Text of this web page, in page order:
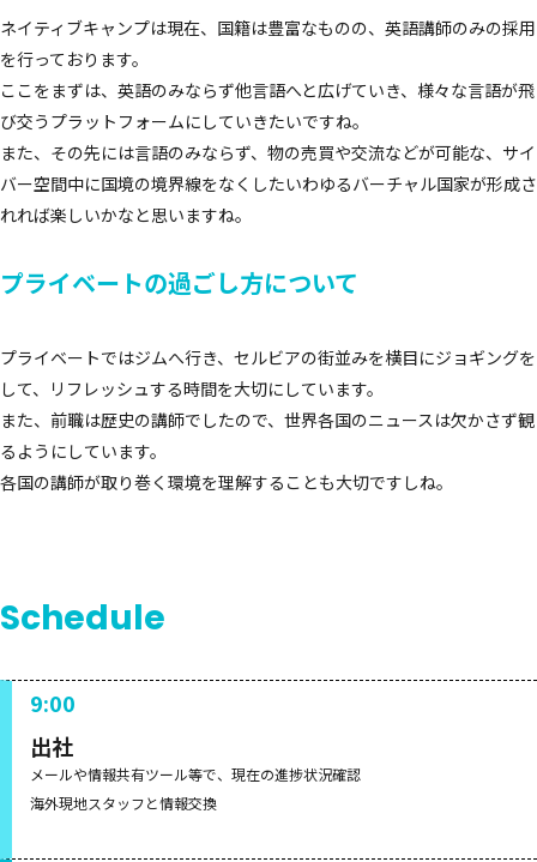
ネイティブキャンプは現在、国籍は豊富なものの、英語講師のみの採用
を行っております。
ここをまずは、英語のみならず他言語へと広げていき、様々な言語が飛
び交うプラットフォームにしていきたいですね。
また、その先には言語のみならず、物の売買や交流などが可能な、サイ
バー空間中に国境の境界線をなくしたいわゆるバーチャル国家が形成さ
れれば楽しいかなと思いますね。
プライベートの過ごし方について
プライベートではジムへ行き、セルビアの街並みを横目にジョギングを
して、リフレッシュする時間を大切にしています。
また、前職は歴史の講師でしたので、世界各国のニュースは欠かさず観
るようにしています。
各国の講師が取り巻く環境を理解することも大切ですしね。
Schedule
9:00
出社
メールや情報共有ツール等で、現在の進捗状況確認
海外現地スタッフと情報交換